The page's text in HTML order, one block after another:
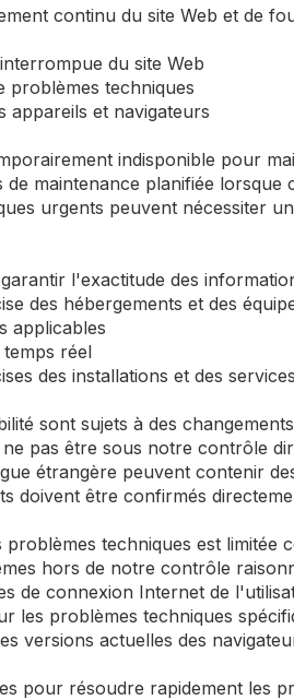
continu du site Web et de
du site Web
problèmes techniques
appareils et navigateurs
indisponible pour
maintenance planifiée lorsque
urgents peuvent nécessiter
l'exactitude des
des hébergements et des
applicables
temps réel
des installations et des services
sont sujets à des
pas être sous notre contrôle
étrangère peuvent contenir
doivent être confirmés
techniques est limitée
hors de notre contrôle
de connexion Internet de
les problèmes techniques
versions actuelles des
pour résoudre rapidement les